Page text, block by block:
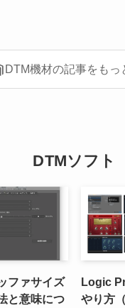
DTM機材の記事をもっ
DTMソフト
ファサイズ
と意味につ
Logic
やり方